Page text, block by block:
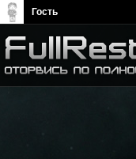
Гость